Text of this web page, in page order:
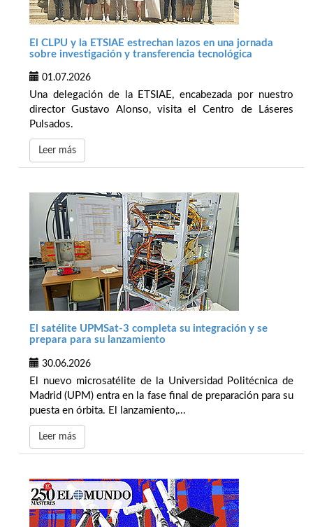
El CLPU y la ETSIAE estrechan lazos en una jornada
sobre investigación y transferencia tecnológica
01.07.2026
Una delegación de la ETSIAE, encabezada por nuestro
director Gustavo Alonso, visita el Centro de Láseres
Pulsados.
Leer más
El satélite UPMSat-3 completa su integración y se
prepara para su lanzamiento
30.06.2026
El nuevo microsatélite de la Universidad Politécnica de
Madrid (UPM) entra en la fase final de preparación para su
puesta en órbita. El lanzamiento,...
Leer más